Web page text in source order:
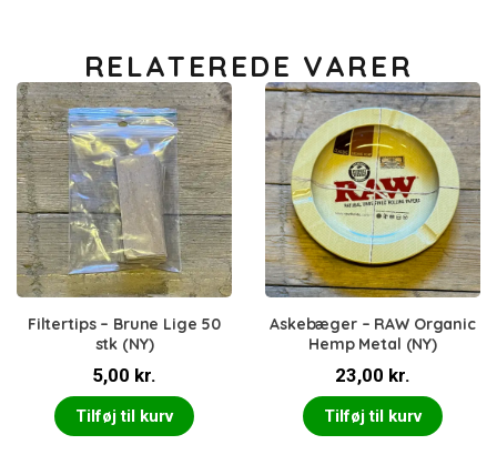
RELATEREDE VARER
Filtertips – Brune Lige 50
stk (NY)
5,00 kr.
Tilføj til kurv
Askebæger – RAW Organic
Hemp Metal (NY)
23,00 kr.
Tilføj til kurv